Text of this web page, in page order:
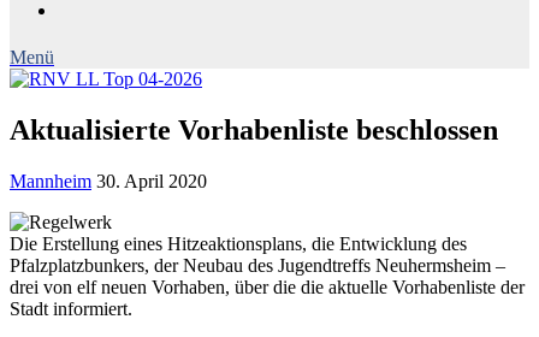
Aktualisierte Vorhabenliste beschlossen
Mannheim 30. April 2020
Die Erstellung eines Hitzeaktionsplans, die Entwicklung des
Pfalzplatzbunkers, der Neubau des Jugendtreffs Neuhermsheim –
drei von elf neuen Vorhaben, über die die aktuelle Vorhabenliste der
Stadt informiert.